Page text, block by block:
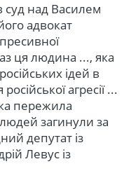
суд над Василем
адвокат
ця людина ..., яка
ідей в
агресії ...
пережила
загинули за
депутат із
Левус із